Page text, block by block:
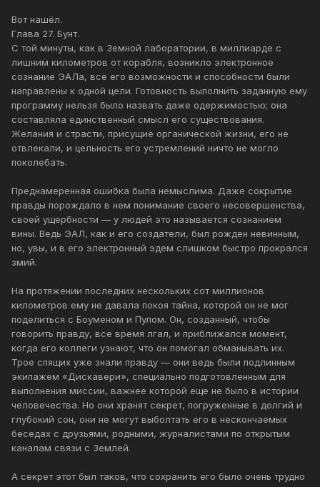
Вот нашёл.
Глава 27. Бунт.
С той минуты, как в Земной лаборатории, в миллиарде с
лишним километров от корабля, возникло электронное
сознание ЭАЛа, все его возможности и способности были
направлены к одной цели. Готовность выполнить заданную ему
программу нельзя было назвать даже одержимостью; она
составляла единственный смысл его существования.
Желания и страсти, присущие органической жизни, его не
отвлекали, и цельность его устремлений ничто не могло
поколебать.
Преднамеренная ошибка была немыслима. Даже сокрытие
правды порождало в нем понимание своего несовершенства,
своей ущербности — у людей это называется сознанием
вины. Ведь ЭАЛ, как и его создатели, был рожден невинным,
но, увы, и в его электронный эдем слишком быстро прокрался
змий.
На протяжении последних нескольких сот миллионов
километров ему не давала покоя тайна, которой он не мог
поделиться с Боуменом и Пулом. Он, созданный, чтобы
говорить правду, все время лгал, и приближался момент,
когда его коллеги узнают, что он помогал обманывать их.
Трое спящих уже знали правду — они ведь были подлинным
экипажем «Дискавери», специально подготовленным для
выполнения миссии, важнее которой еще не было в истории
человечества. Но они хранят секрет, погруженные в долгий и
глубокий сон, они не могут выболтать его в нескончаемых
беседах с друзьями, родными, журналистами по открытым
каналам связи с Землей.
А секрет этот был таков, что сохранить его было очень трудно